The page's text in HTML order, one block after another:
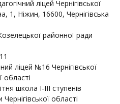
ліцей Чернігівської
1, Ніжин, 16600, Чернігівська
районної ради
ліцей №16 Чернігівської
області
школа І-ІІІ ступенів
області